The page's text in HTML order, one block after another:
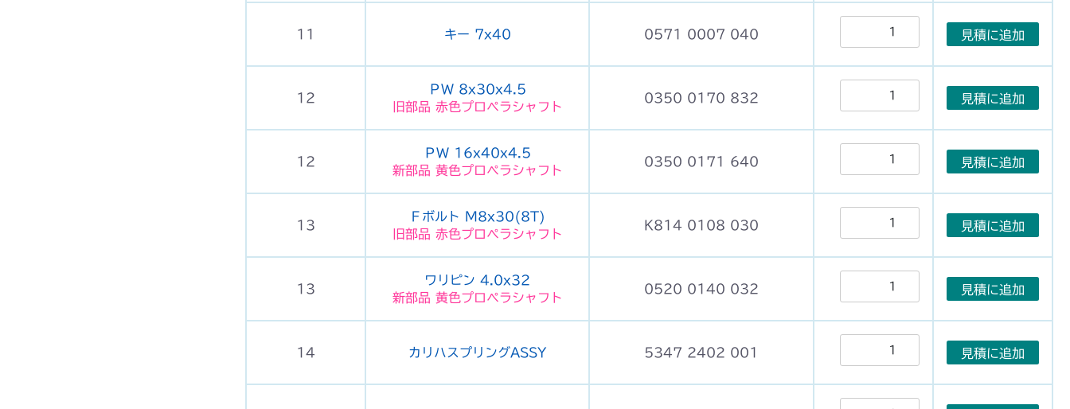
11 キー 7x40 0571 0007 040 見積に追加
12
ＰＷ 8x30x4.5
旧部品 赤色プロペラシャフト
0350 0170 832 見積に追加
12
ＰＷ 16x40x4.5
新部品 黄色プロペラシャフト
0350 0171 640 見積に追加
13
Ｆボルト M8x30(8T)
旧部品 赤色プロペラシャフト
K814 0108 030 見積に追加
13
ワリピン 4.0x32
新部品 黄色プロペラシャフト
0520 0140 032 見積に追加
14 カリハスプリングASSY 5347 2402 001 見積に追加